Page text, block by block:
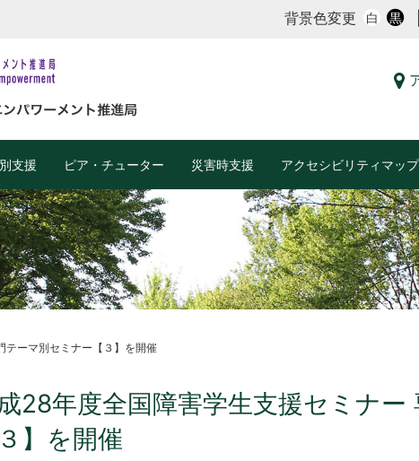
背景色変更 白 黒
支援 ピア・チューター 災害時支援 アクセシビリティマップ
テーマ別セミナー【３】を開催
28年度全国障害学生支援セミナー
３】を開催